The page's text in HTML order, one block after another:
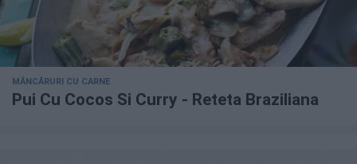
MÂNCĂRURI CU CARNE
Pui Cu Cocos Si Curry - Reteta Braziliana